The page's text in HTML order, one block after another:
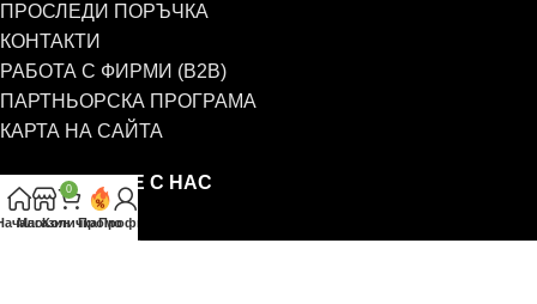
ПРОСЛЕДИ ПОРЪЧКА
КОНТАКТИ
РАБОТА С ФИРМИ (B2B)
ПАРТНЬОРСКА ПРОГРАМА
КАРТА НА САЙТА
СВЪРЖЕТЕ СЕ С НАС
0885 323 661
Магазин
0
КоличкаПромоПрофил